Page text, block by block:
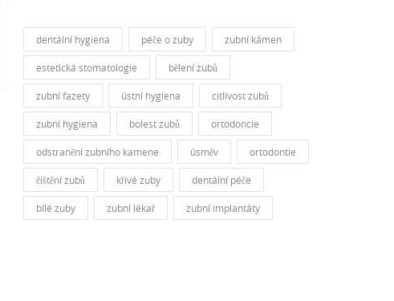
dentální hygiena péče o zuby zubní kámen
estetická stomatologie bělení zubů
zubní fazety ústní hygiena citlivost zubů
zubní hygiena bolest zubů ortodoncie
odstranění zubního kamene úsměv ortodontie
čištění zubů křivé zuby dentální péče
bílé zuby zubní lékař zubní implantáty